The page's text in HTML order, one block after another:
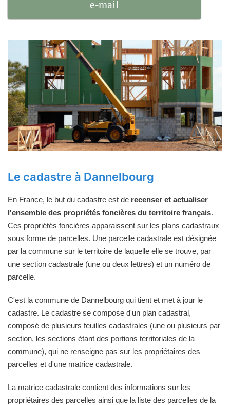
e-mail
Le cadastre à Dannelbourg
En France, le but du cadastre est de recenser et actualiser
l'ensemble des propriétés foncières du territoire français.
Ces propriétés foncières apparaissent sur les plans cadastraux
sous forme de parcelles. Une parcelle cadastrale est désignée
par la commune sur le territoire de laquelle elle se trouve, par
une section cadastrale (une ou deux lettres) et un numéro de
parcelle.
C'est la commune de Dannelbourg qui tient et met à jour le
cadastre. Le cadastre se compose d'un plan cadastral,
composé de plusieurs feuilles cadastrales (une ou plusieurs par
section, les sections étant des portions territoriales de la
commune), qui ne renseigne pas sur les propriétaires des
parcelles et d'une matrice cadastrale.
La matrice cadastrale contient des informations sur les
propriétaires des parcelles ainsi que la liste des parcelles de la